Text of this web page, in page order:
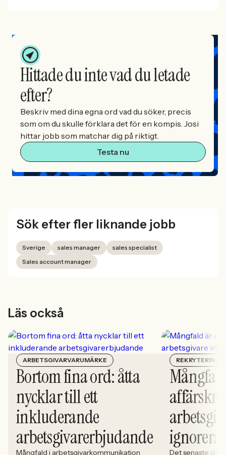
Hittade du inte vad du letade
efter?
Beskriv med dina egna ord vad du söker, precis
som om du skulle förklara det för en kompis. Josi
hittar jobb som matchar dig på riktigt.
Testa nu
Sök efter fler liknande jobb
Sverige sales manager
sales specialist
Sales account manager
Läs också
ARBETSGIVARVARUMÄRKE
Bortom fina ord: åtta
nycklar till ett
inkluderande
arbetsgivarerbjudande
Mångfald i arbetsgivarkommunikation
REKRYTERING
ignorera
Det senaste